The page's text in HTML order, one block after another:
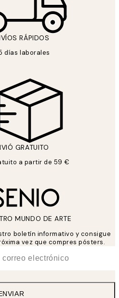
RÁPIDOS
días laborales
GRATUITO
a partir de 59 €
MUNDO DE ARTE
boletín informativo y consigue
vez que compres pósters.